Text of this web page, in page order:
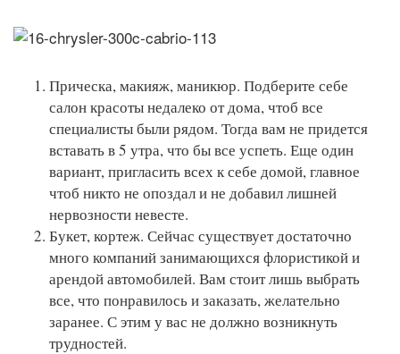
Прическа, макияж, маникюр. Подберите себе
салон красоты недалеко от дома, чтоб все
специалисты были рядом. Тогда вам не придется
вставать в 5 утра, что бы все успеть. Еще один
вариант, пригласить всех к себе домой, главное
чтоб никто не опоздал и не добавил лишней
нервозности невесте.
Букет, кортеж. Сейчас существует достаточно
много компаний занимающихся флористикой и
арендой автомобилей. Вам стоит лишь выбрать
все, что понравилось и заказать, желательно
заранее. С этим у вас не должно возникнуть
трудностей.